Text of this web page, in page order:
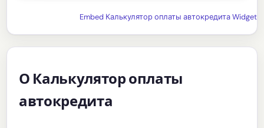
Embed Калькулятор оплаты автокредита Widget
О Калькулятор оплаты
автокредита